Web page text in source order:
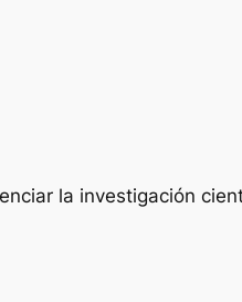
la investigación